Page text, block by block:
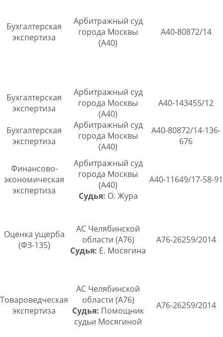
Бухгалтерская
экспертиза
Арбитражный суд
города Москвы
(А40)
А40-80872/14
Бухгалтерская
экспертиза
Арбитражный суд
города Москвы
(А40)
А40-143455/12
Бухгалтерская
экспертиза
Арбитражный суд
города Москвы
(А40)
А40-80872/14-136-
676
Финансово-
экономическая
экспертиза
Арбитражный суд
города Москвы
(А40)
Судья: О. Жура
А40-11649/17-58-91
Оценка ущерба
(ФЗ-135)
АС Челябинской
области (А76)
Судья: Е. Мосягина
А76-26259/2014
Товароведческая
экспертиза
АС Челябинской
области (А76)
Судья: Помощник
судьи Мосягиной
А76-26259/2014